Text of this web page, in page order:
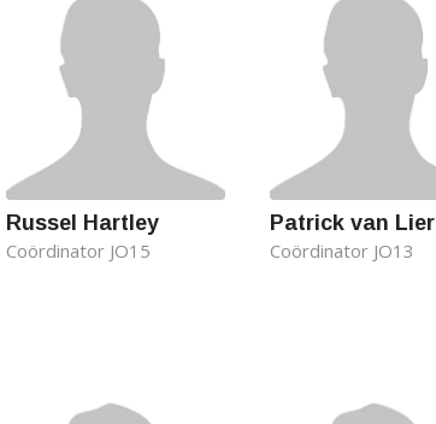
Russel Hartley
Coördinator JO15
Patrick van Lier
Coördinator JO13